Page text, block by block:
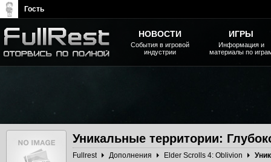
Уникальные территории:
Fullrest Дополнения Elder Scrolls 4: Oblivion
НОВОСТИ
События в игровой
индустрии
ИГРЫ
Информация и
материалы по
Гость